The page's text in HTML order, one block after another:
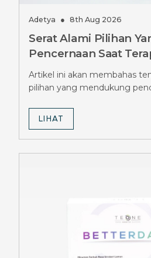
Adetya ● 8th Aug 2026
Serat Alami Pilihan
Pencernaan Saat
Pilihannya
Artikel ini akan membahas
pilihan yang mendukung
LIHAT